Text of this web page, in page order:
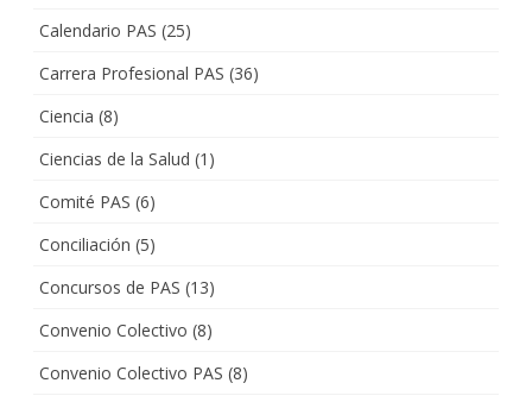
Calendario PAS (25)
Carrera Profesional PAS (36)
Ciencia (8)
Ciencias de la Salud (1)
Comité PAS (6)
Conciliación (5)
Concursos de PAS (13)
Convenio Colectivo (8)
Convenio Colectivo PAS (8)